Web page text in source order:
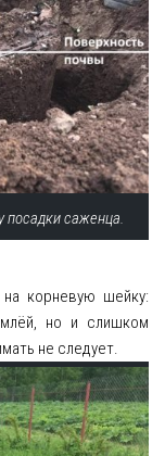
посадки саженца.
корневую шейку:
но и слишком
не следует.